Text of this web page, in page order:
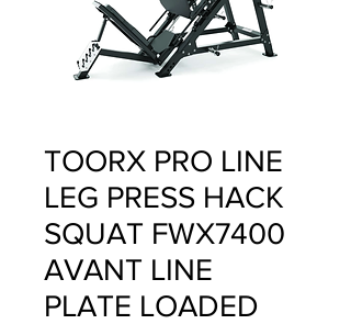
TOORX PRO LINE
LEG PRESS HACK
SQUAT FWX7400
AVANT LINE
PLATE LOADED